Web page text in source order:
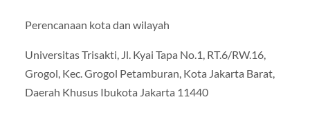
Perencanaan kota dan wilayah
Universitas Trisakti, Jl. Kyai Tapa No.1, RT.6/RW.16,
Grogol, Kec. Grogol Petamburan, Kota Jakarta Barat,
Daerah Khusus Ibukota Jakarta 11440